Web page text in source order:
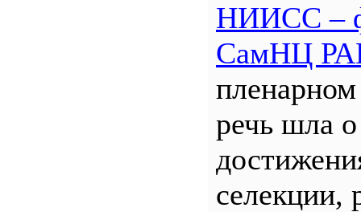
НИИСС –
СамНЦ
пленарном
речь шла
селекции,